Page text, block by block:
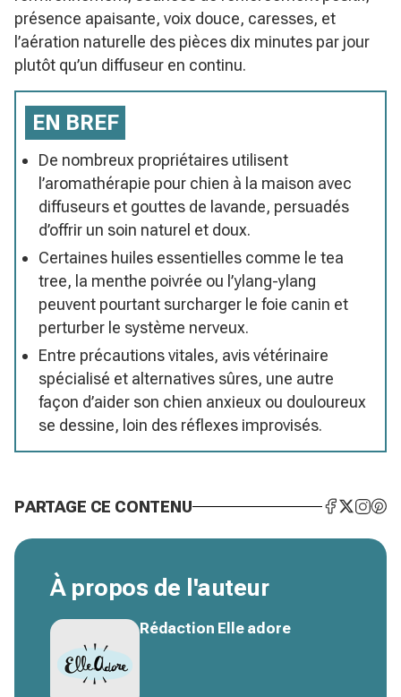
présence apaisante, voix douce, caresses, et
l’aération naturelle des pièces dix minutes par jour
plutôt qu’un diffuseur en continu.
EN BREF
De nombreux propriétaires utilisent
l’aromathérapie pour chien à la maison avec
diffuseurs et gouttes de lavande, persuadés
d’offrir un soin naturel et doux.
Certaines huiles essentielles comme le tea
tree, la menthe poivrée ou l’ylang-ylang
peuvent pourtant surcharger le foie canin et
perturber le système nerveux.
Entre précautions vitales, avis vétérinaire
spécialisé et alternatives sûres, une autre
façon d’aider son chien anxieux ou douloureux
se dessine, loin des réflexes improvisés.
PARTAGE CE CONTENU
À propos de l'auteur
Rédaction Elle adore